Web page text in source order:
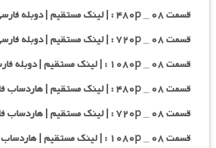
قسمت ۰۸ _ ۴۸۰p : | لینک مستقیم | دوبله فارسی
قسمت ۰۸ _ ۷۲۰p : | لینک مستقیم | دوبله فارسی
قسمت ۰۸ _ ۱۰۸۰p : | لینک مستقیم | دوبله فارسی
قسمت ۰۸ _ ۴۸۰p : | لینک مستقیم | هاردساب فارسی
قسمت ۰۸ _ ۷۲۰p : | لینک مستقیم | هاردساب فارسی
قسمت ۰۸ _ ۱۰۸۰p : | لینک مستقیم | هاردساب فارسی